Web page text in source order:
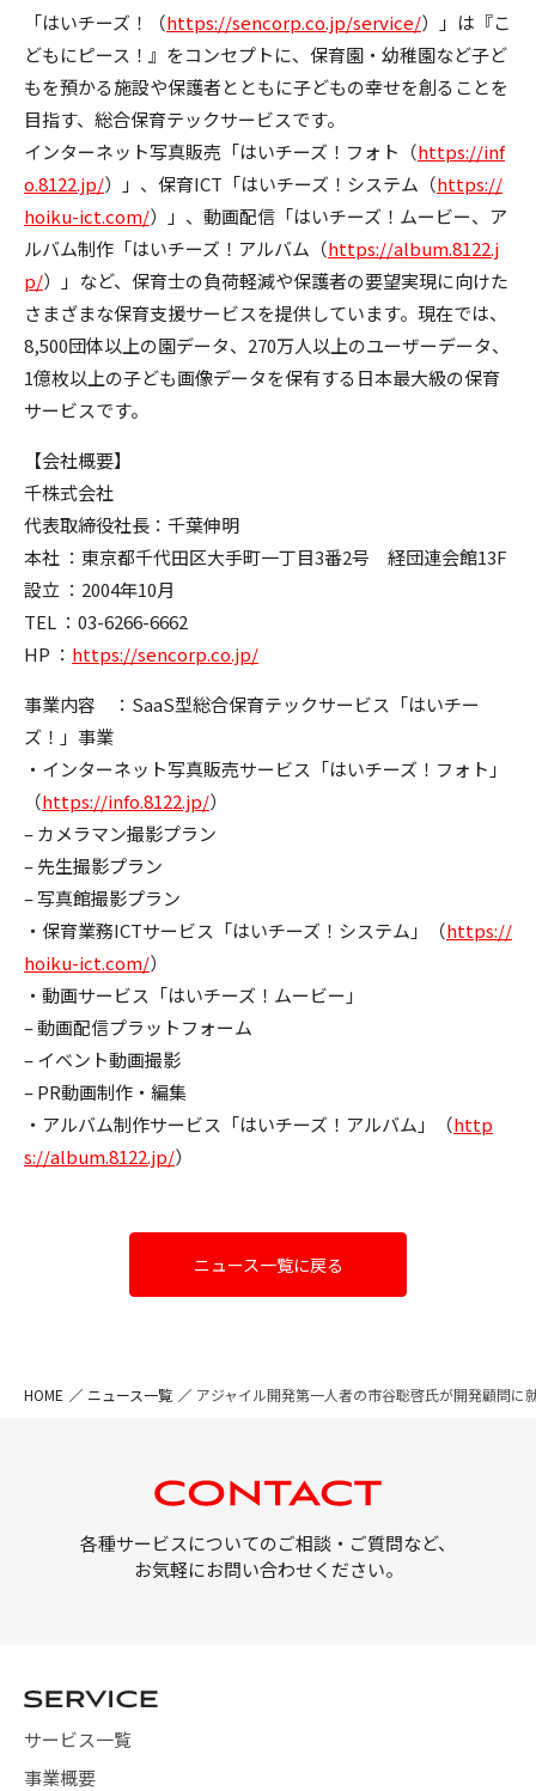
「はいチーズ！（https://sencorp.co.jp/service/）」は『こ
どもにピース！』をコンセプトに、保育園・幼稚園など子ど
もを預かる施設や保護者とともに子どもの幸せを創ることを
目指す、総合保育テックサービスです。
インターネット写真販売「はいチーズ！フォト（https://inf
o.8122.jp/）」、保育ICT「はいチーズ！システム（https://
hoiku-ict.com/）」、動画配信「はいチーズ！ムービー、ア
ルバム制作「はいチーズ！アルバム（https://album.8122.j
p/）」など、保育士の負荷軽減や保護者の要望実現に向けた
さまざまな保育支援サービスを提供しています。現在では、
8,500団体以上の園データ、270万人以上のユーザーデータ、
1億枚以上の子ども画像データを保有する日本最大級の保育
サービスです。
【会社概要】
千株式会社
代表取締役社長：千葉伸明
本社 ：東京都千代田区大手町一丁目3番2号 経団連会館13F
設立 ：2004年10月
TEL ：03-6266-6662
HP ： https://sencorp.co.jp/
事業内容 ：SaaS型総合保育テックサービス「はいチー
ズ！」事業
・インターネット写真販売サービス「はいチーズ！フォト」
（https://info.8122.jp/）
– カメラマン撮影プラン
– 先生撮影プラン
– 写真館撮影プラン
・保育業務ICTサービス「はいチーズ！システム」（https://
hoiku-ict.com/）
・動画サービス「はいチーズ！ムービー」
– 動画配信プラットフォーム
– イベント動画撮影
– PR動画制作・編集
・アルバム制作サービス「はいチーズ！アルバム」（http
s://album.8122.jp/）
ニュース一覧に戻る
HOME ニュース一覧 アジャイル開発第一人者の市谷聡啓氏が開発顧問
各種サービスについてのご相談・ご質問など、
お気軽にお問い合わせください。
サービス一覧
事業概要